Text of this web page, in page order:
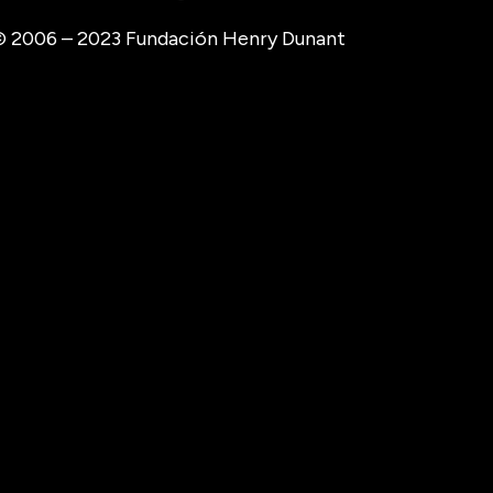
2006 – 2023 Fundación Henry Dunant